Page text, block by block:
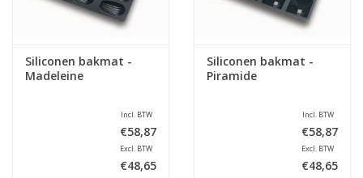
Siliconen bakmat -
Madeleine
Incl. BTW
€58,87
Excl. BTW
€48,65
Siliconen bakmat -
Piramide
Incl. BTW
€58,87
Excl. BTW
€48,65